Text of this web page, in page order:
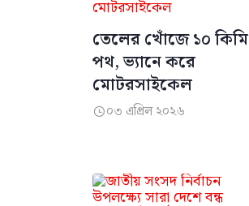
তেলের খোঁজে ১০ কিমি
পথ, ভ্যানে করে
মোটরসাইকেল
০৩ এপ্রিল ২০২৬